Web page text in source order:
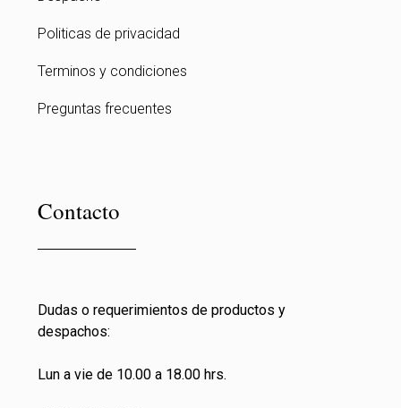
Politicas de privacidad
Terminos y condiciones
Preguntas frecuentes
Contacto
Dudas o requerimientos de productos y
despachos:
Lun a vie de 10.00 a 18.00 hrs.